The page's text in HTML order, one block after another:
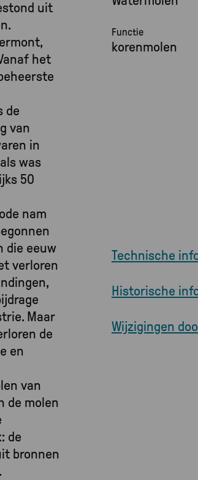
uit
het
de
van
in
was
50
nam
die eeuw
verloren
Maar
de
en
van
de molen
de
bronnen
Functie
korenmolen
Technische
Historische
Wijzigingen